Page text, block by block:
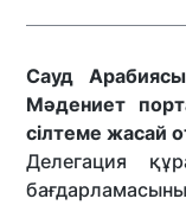
Сауд
Мәдениет
сілтеме жасай
Делегация